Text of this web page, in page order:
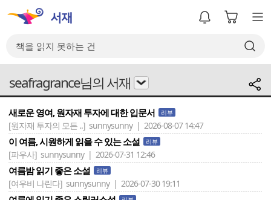
seafragrance님의 서재
새로운 영여, 원자재 투자에 대한 입문서 리뷰
[원자재 투자의 모든 ..] sunnysunny | 2026-08-07 14:47
이 여름, 시원하게 읽을 수 있는 소설 리뷰
[파우사] sunnysunny | 2026-07-31 12:46
여름밤 읽기 좋은 소설 리뷰
[여우비 나린다] sunnysunny | 2026-07-30 19:11